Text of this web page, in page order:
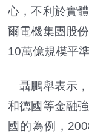
心，不利於實
爾電機集團股
10萬億規模平
聶鵬舉表示，
和德國等金融
國的為例，